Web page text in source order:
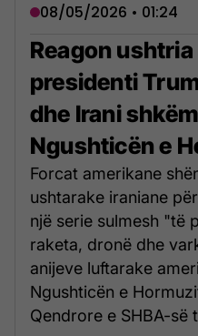
08/05/2026 • 01:24
Reagon
presidenti
dhe Irani
Ngushticën e
Forcat amerikane
ushtarake iraniane
një serie sulmesh "të
raketa, dronë dhe
anijeve luftarake
Ngushticën e
Qendrore e SHBA-së